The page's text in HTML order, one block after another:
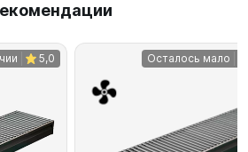
5,0 Осталось мало